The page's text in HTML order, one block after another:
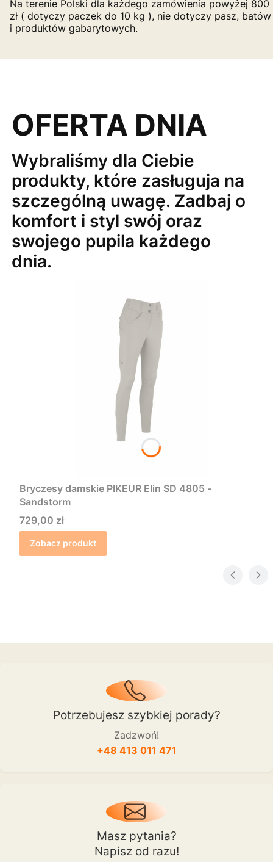
Na terenie Polski dla każdego zamówienia powyżej 800
zł ( dotyczy paczek do 10 kg ), nie dotyczy pasz, batów
i produktów gabarytowych.
OFERTA DNIA
Wybraliśmy dla Ciebie
produkty, które zasługuja na
szczególną uwagę. Zadbaj o
komfort i styl swój oraz
swojego pupila każdego
dnia.
Bryczesy damskie PIKEUR Elin SD 4805 -
Sandstorm
Cena
729,00 zł
Zobacz produkt
Potrzebujesz szybkiej porady?
Zadzwoń!
+48 413 011 471
Masz pytania?
Napisz od razu!